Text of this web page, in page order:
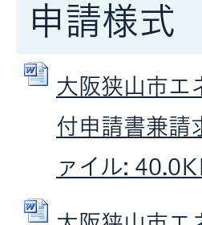
申請様式
大阪狭山市エ
付申請書兼
ァイル: